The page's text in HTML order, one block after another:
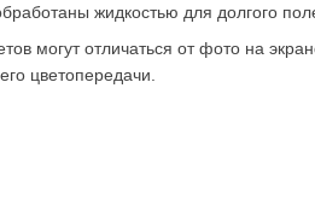
жидкостью для долгого
могут отличаться от фото на
цветопередачи.